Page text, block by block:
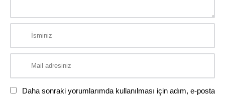
Daha sonraki yorumlarımda kullanılması için adım, e-posta